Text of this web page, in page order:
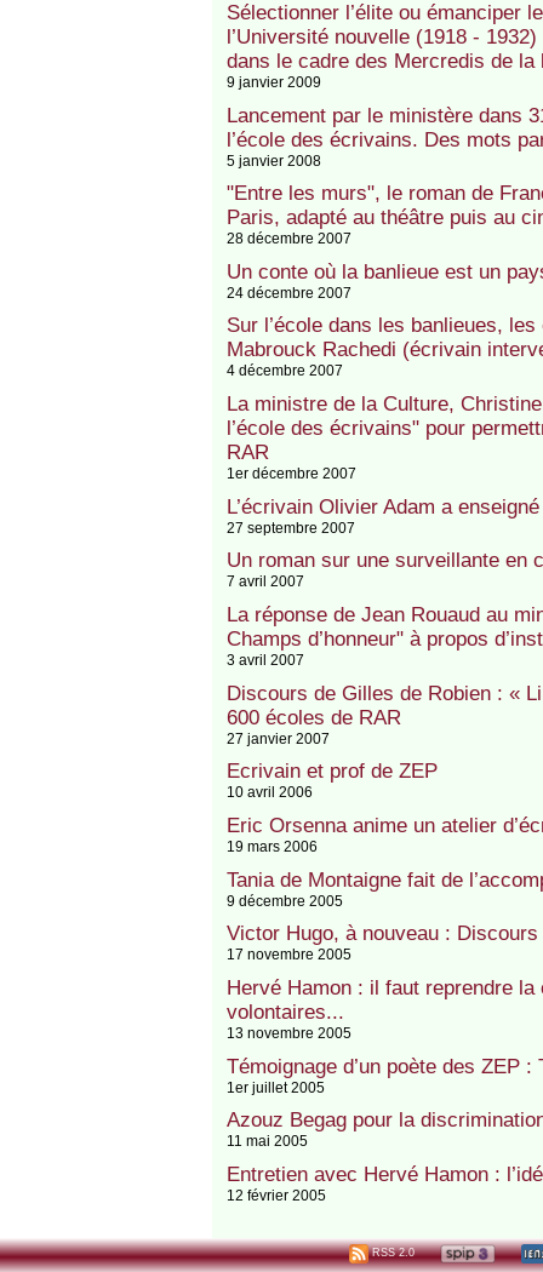
Sélectionner l’élite ou émanciper
l’Université nouvelle (1918 -
dans le cadre des Mercredis de la
9 janvier 2009
Lancement par le ministère dans
l’école des écrivains. Des mots
5 janvier 2008
"Entre les murs", le roman de
Paris, adapté au théâtre puis au
28 décembre 2007
Un conte où la banlieue est un
24 décembre 2007
Sur l’école dans les banlieues,
Mabrouck Rachedi (écrivain
4 décembre 2007
La ministre de la Culture,
l’école des écrivains" pour
RAR
1er décembre 2007
L’écrivain Olivier Adam a
27 septembre 2007
Un roman sur une surveillante en
7 avril 2007
La réponse de Jean Rouaud au
Champs d’honneur" à propos
3 avril 2007
Discours de Gilles de Robien : «
600 écoles de RAR
27 janvier 2007
Ecrivain et prof de ZEP
10 avril 2006
Eric Orsenna anime un atelier
19 mars 2006
Tania de Montaigne fait de
9 décembre 2005
Victor Hugo, à nouveau :
17 novembre 2005
Hervé Hamon : il faut reprendre
volontaires...
13 novembre 2005
Témoignage d’un poète des ZEP
1er juillet 2005
Azouz Begag pour la
11 mai 2005
Entretien avec Hervé Hamon :
12 février 2005
RSS 2.0